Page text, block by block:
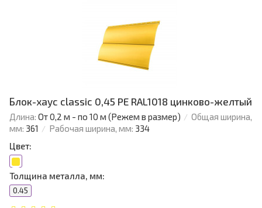
Блок-хаус classic 0,45 PE RAL1018 цинково-желтый
Длина: От 0,2 м - по 10 м (Режем в размер)
Общая ширина,
мм: 361 Рабочая ширина, мм: 334
Цвет:
Толщина металла, мм:
0.45